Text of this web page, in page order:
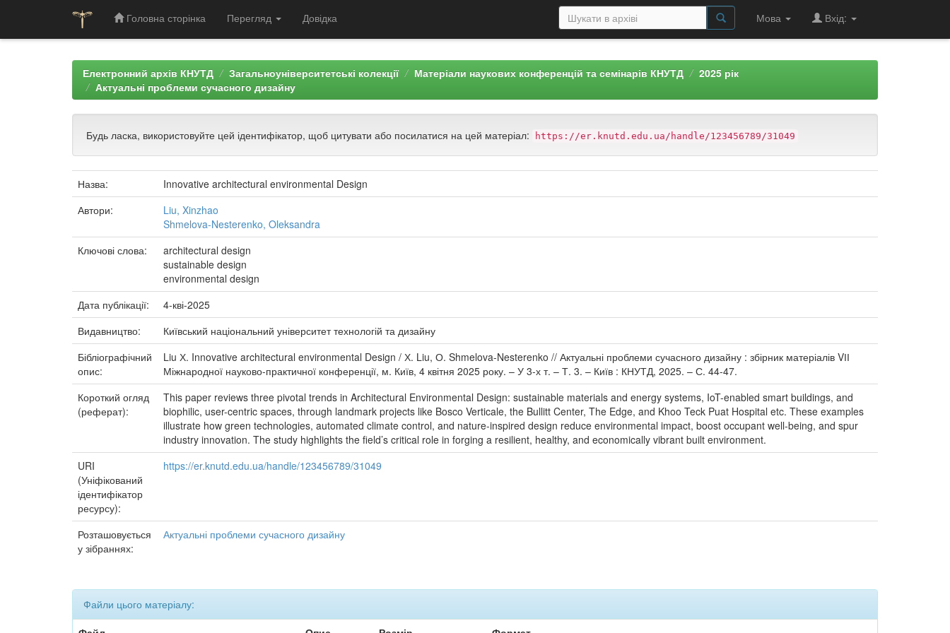
Головна сторінка Перегляд Довідка Мова Вхід:
Електронний архів КНУТД Загальноуніверситетські колекції Матеріали наукових конференцій та семінарів КНУТД
2025 рік
Актуальні проблеми сучасного дизайну
Будь ласка, використовуйте цей ідентифікатор, щоб цитувати або посилатися на цей матеріал: https://er.knutd.edu.ua/handle/123456789/31049
Назва:
Innovative architectural environmental Design
Автори:
Liu, Xinzhao
Shmelova-Nesterenko, Oleksandra
Ключові слова:
architectural design
sustainable design
environmental design
Дата публікації:
4-кві-2025
Видавництво:
Київський національний університет технологій та дизайну
Бібліографічний
опис:
Liu Х. Innovative architectural environmental Design / Х. Liu, О. Shmelova-Nesterenko // Актуальні проблеми сучасного дизайну : збірник матеріалів VІІ
Міжнародної науково-практичної конференції, м. Київ, 4 квітня 2025 року. – У 3-х т. – Т. 3. – Київ : КНУТД, 2025. – С. 44-47.
Короткий огляд
(реферат):
This paper reviews three pivotal trends in Architectural Environmental Design: sustainable materials and energy systems, IoT-enabled smart buildings, and
biophilic, user-centric spaces, through landmark projects like Bosco Verticale, the Bullitt Center, The Edge, and Khoo Teck Puat Hospital etc. These examples
illustrate how green technologies, automated climate control, and nature-inspired design reduce environmental impact, boost occupant well-being, and spur
industry innovation. The study highlights the field’s critical role in forging a resilient, healthy, and economically vibrant built environment.
URI
(Уніфікований
ідентифікатор
ресурсу):
https://er.knutd.edu.ua/handle/123456789/31049
Розташовується
у зібраннях:
Актуальні проблеми сучасного дизайну
Файли цього матеріалу: